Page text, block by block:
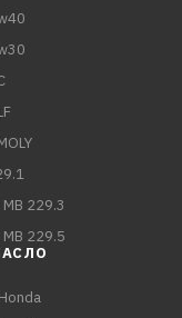
229.3
229.5